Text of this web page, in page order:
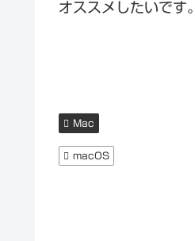
オススメしたいです。
Mac
macOS